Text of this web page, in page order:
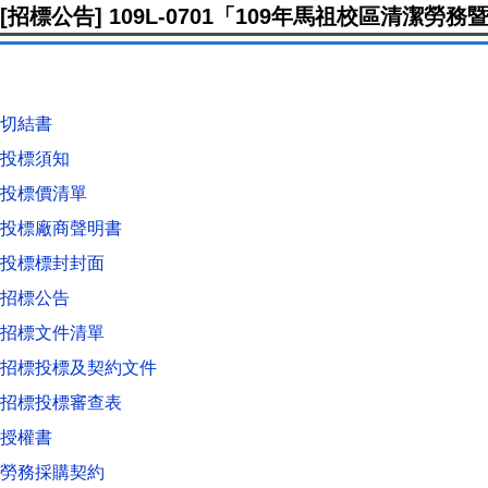
[招標公告] 109L-0701「109年馬祖校區清潔勞務
切結書
投標須知
投標價清單
投標廠商聲明書
投標標封封面
招標公告
招標文件清單
招標投標及契約文件
招標投標審查表
授權書
勞務採購契約